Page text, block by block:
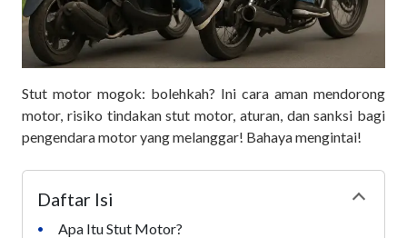
Stut motor mogok: bolehkah? Ini cara aman mendorong
motor, risiko tindakan stut motor, aturan, dan sanksi bagi
pengendara motor yang melanggar! Bahaya mengintai!
Daftar Isi
•
Apa Itu Stut Motor?